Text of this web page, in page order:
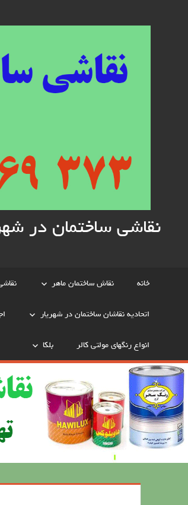
نقاشی ساختمان در
خانه نقاش ساختمان ماهر
اتحادیه نقاشان ساختمان در شهریار
انواع رنگهای مولتی کالر بلکا